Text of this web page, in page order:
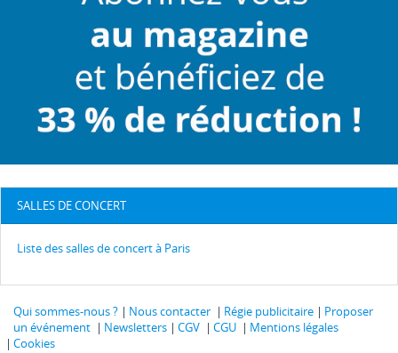
SALLES DE CONCERT
Liste des salles de concert à Paris
Qui sommes-nous ? Nous contacter Régie publicitaire
Proposer
un événement
Newsletters CGV CGU
Mentions légales
Cookies